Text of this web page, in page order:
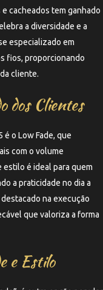
cacheados tem ganhado
a diversidade e a
especializado em
fios, proporcionando
cliente.
dos Clientes
o Low Fade, que
com o volume
é ideal para quem
a praticidade no dia a
na execução
que valoriza a forma
e Estilo